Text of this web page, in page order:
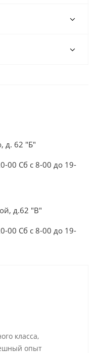
д. 62 "Б"
00 Сб с 8-00 до 19-
д.62 "В"
00 Сб с 8-00 до 19-
класса,
опыт